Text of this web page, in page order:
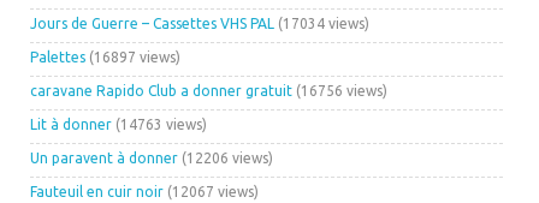
Jours de Guerre – Cassettes VHS PAL (17034 views)
Palettes (16897 views)
caravane Rapido Club a donner gratuit (16756 views)
Lit à donner (14763 views)
Un paravent à donner (12206 views)
Fauteuil en cuir noir (12067 views)